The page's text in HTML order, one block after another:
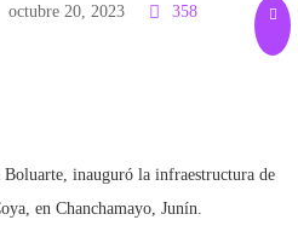
octubre 20, 2023 358
inauguró la infraestructura de
en Chanchamayo, Junín.